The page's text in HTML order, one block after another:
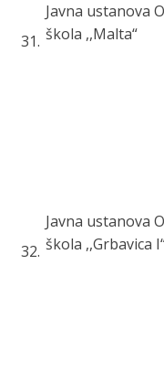
31.
Javna ustanova
škola ,,Malta“
32.
Javna ustanova
škola ,,Grbavica